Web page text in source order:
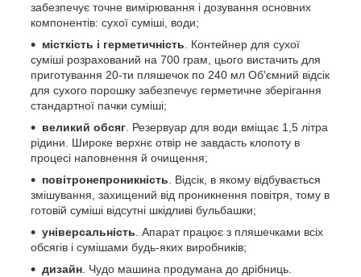
забезпечує точне вимірювання і дозування основних
компонентів: сухої суміші, води;
місткість і герметичність . Контейнер для сухої
суміші розрахований на 700 грам, цього вистачить для
приготування 20-ти пляшечок по 240 мл Об'ємний відсік
для сухого порошку забезпечує герметичне зберігання
стандартної пачки суміші;
великий обсяг . Резервуар для води вміщає 1,5 літра
рідини. Широке верхнє отвір не завдасть клопоту в
процесі наповнення й очищення;
повітронепроникність . Відсік, в якому відбувається
змішування, захищений від проникнення повітря, тому в
готовій суміші відсутні шкідливі бульбашки;
універсальність . Апарат працює з пляшечками всіх
обсягів і сумішами будь-яких виробників;
дизайн . Чудо машина продумана до дрібниць.